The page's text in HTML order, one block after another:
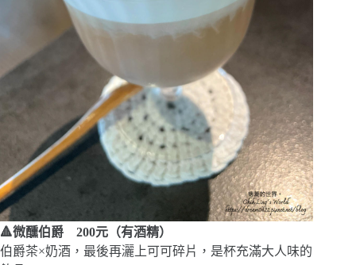
🔺微醺伯爵 200元（有酒精）
伯爵茶×奶酒，最後再灑上可可碎片，是杯充滿大人味的